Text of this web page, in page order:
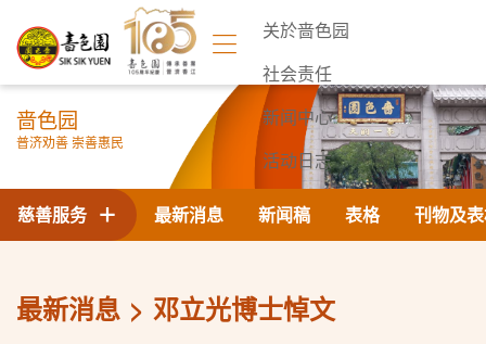
关於啬色园
社会责任
新闻中心
活动日志
联络我们
啬色园
普济劝善 崇善惠民
最新消息 新闻稿 表格 刊物及
慈善服务
最新消息 邓立光博士悼文